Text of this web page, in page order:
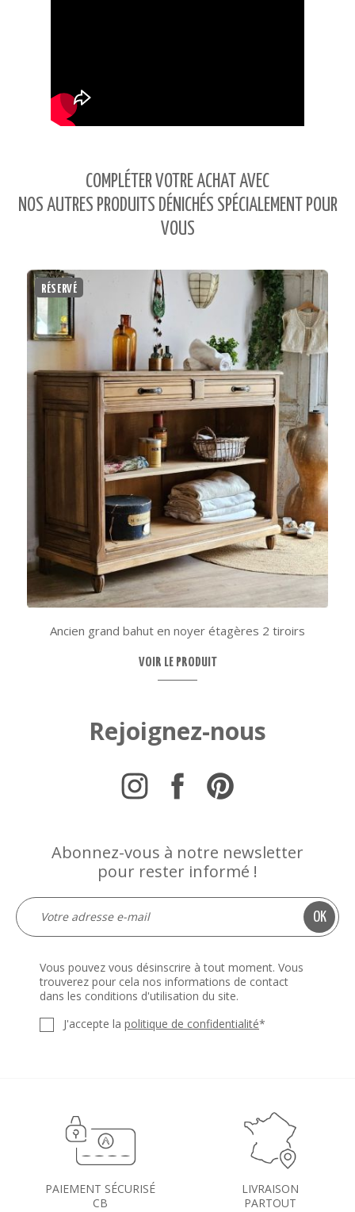
COMPLÉTER VOTRE ACHAT AVEC
NOS AUTRES PRODUITS DÉNICHÉS SPÉCIALEMENT POUR
VOUS
RÉSERVÉ
Ancien grand bahut en noyer étagères 2 tiroirs
VOIR LE PRODUIT
Rejoignez-nous
Abonnez-vous à notre newsletter
pour rester informé !
Vous pouvez vous désinscrire à tout moment. Vous
trouverez pour cela nos informations de contact
dans les conditions d'utilisation du site.
J'accepte la politique de confidentialité*
PAIEMENT SÉCURISÉ
CB
LIVRAISON
PARTOUT